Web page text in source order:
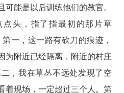
能是以后训练他们的教官。
点头，指了指最初的那片草
一，这一路有砍刀的痕迹，
为附近已经隔离，附近的村庄
，我在草丛不远处发现了空
着现场，一定超过三个人。第